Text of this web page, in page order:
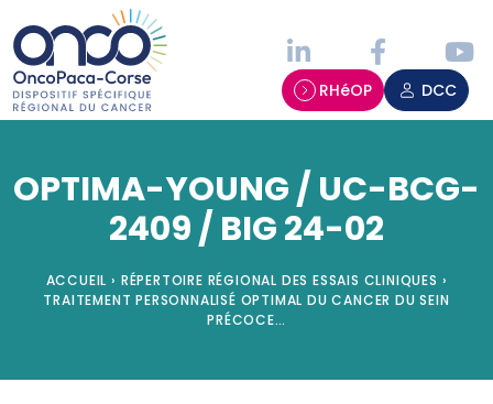
RHéOP DCC
OPTIMA-YOUNG / UC-BCG-
2409 / BIG 24-02
ACCUEIL › RÉPERTOIRE RÉGIONAL DES ESSAIS CLINIQUES ›
TRAITEMENT PERSONNALISÉ OPTIMAL DU CANCER DU SEIN
PRÉCOCE…
Panneau de gestion des cookies